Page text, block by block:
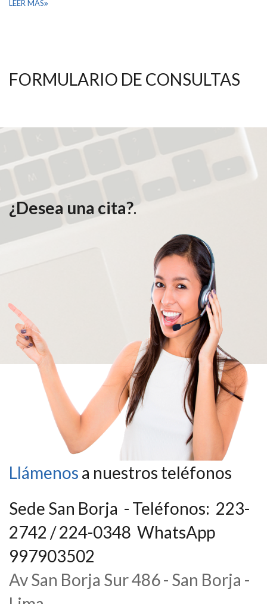
LEER MÁS
FORMULARIO DE CONSULTAS
¿Desea una cita?.
Llámenos a nuestros teléfonos
Sede San Borja - Teléfonos: 223-
2742 / 224-0348 WhatsApp
997903502
Av San Borja Sur 486 - San Borja -